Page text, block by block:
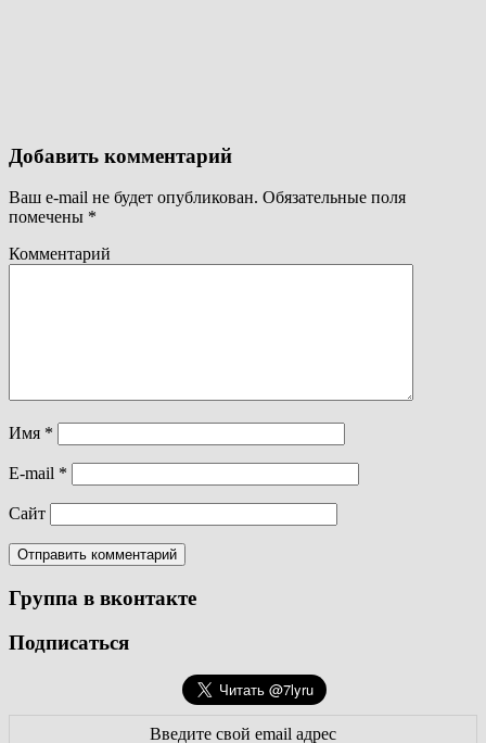
Добавить комментарий
Ваш e-mail не будет опубликован. Обязательные поля
помечены *
Комментарий
Имя *
E-mail *
Сайт
Группа в вконтакте
Подписаться
Введите свой email адрес